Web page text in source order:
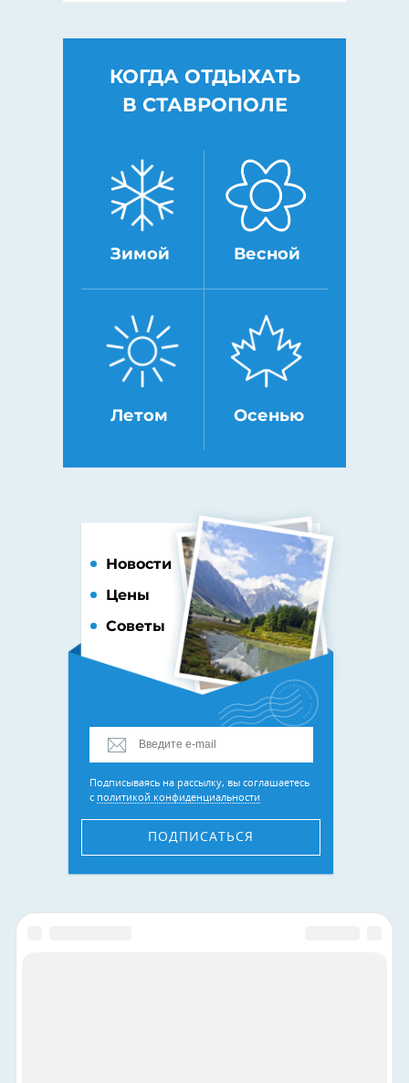
КОГДА ОТДЫХАТЬ
В СТАВРОПОЛЕ
Зимой Весной
Летом Осенью
Новости
Цены
Советы
Подписываясь на рассылку, вы соглашаетесь
с политикой конфиденциальности
ПОДПИСАТЬСЯ